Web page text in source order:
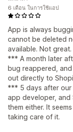
App is always
cannot be deleted
available. Not great.
*** A month later
bug reappered,
out directly to
*** 5 days after our
app developer,
them either. It
taking care of it.
6 เดือน ในการใช้แอป